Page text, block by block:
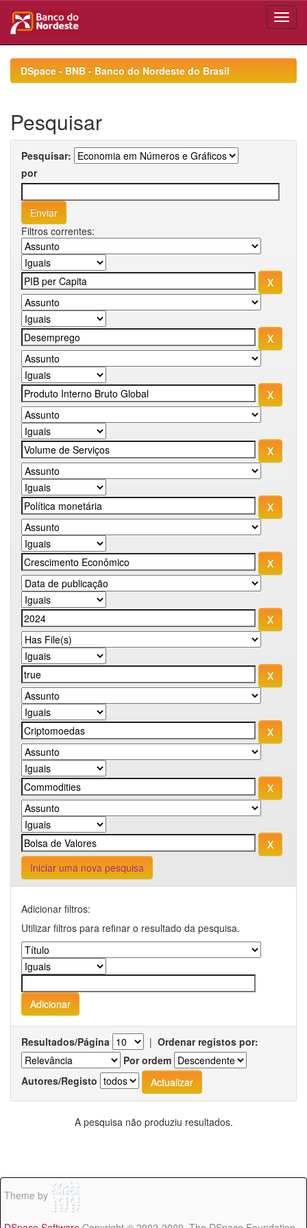
navigationDSpace - BNB - Banco do Nordeste do Brasil
Pesquisar
Pesquisar:
por
Filtros correntes:
Iniciar uma nova pesquisa
Adicionar filtros:
Utilizar filtros para refinar o resultado da pesquisa.
Resultados/Página | Ordenar registos por:
Por ordem
Autores/Registo
A pesquisa não produziu resultados.
Theme by